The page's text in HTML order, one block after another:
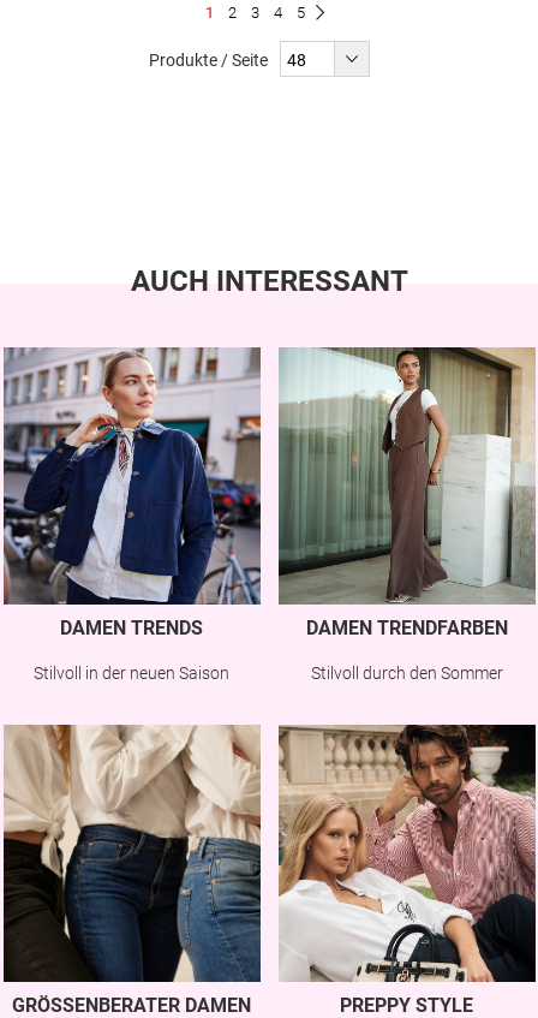
Du
1 Seite
2 Seite
3 Seite
4 Seite
5
Produkte / Seite
AUCH INTERESSANT
DAMEN TRENDS
Stilvoll in der neuen Saison
DAMEN TRENDFARBEN
Stilvoll durch den Sommer
GRÖSSENBERATER DAMEN PREPPY STYLE